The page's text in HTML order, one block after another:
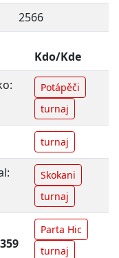
2566
Kdo/Kde
Potápěči
turnaj
turnaj
Skokani
turnaj
359
Parta Hic
turnaj